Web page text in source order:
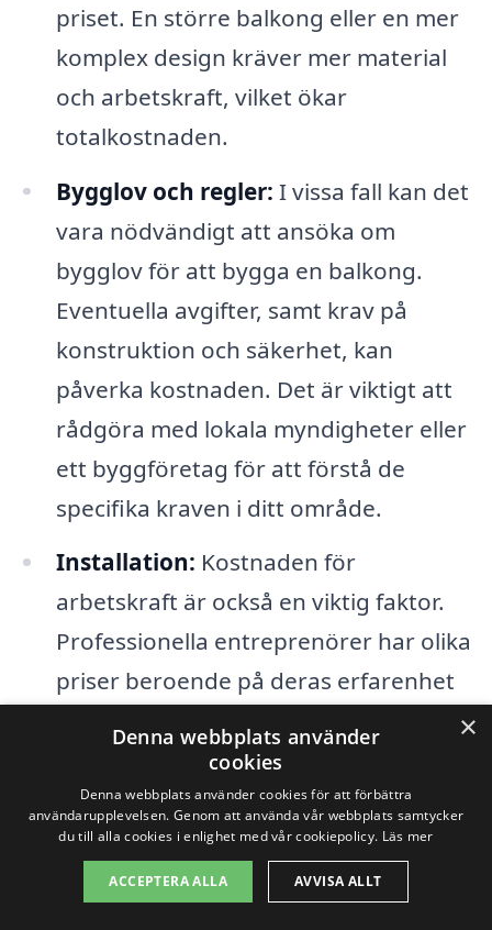
priset. En större balkong eller en mer
komplex design kräver mer material
och arbetskraft, vilket ökar
totalkostnaden.
Bygglov och regler: I vissa fall kan det
vara nödvändigt att ansöka om
bygglov för att bygga en balkong.
Eventuella avgifter, samt krav på
konstruktion och säkerhet, kan
påverka kostnaden. Det är viktigt att
rådgöra med lokala myndigheter eller
ett byggföretag för att förstå de
specifika kraven i ditt område.
Installation: Kostnaden för
arbetskraft är också en viktig faktor.
Professionella entreprenörer har olika
priser beroende på deras erfarenhet
från flera företag kan hjälpa dig att
hitta det bästa erbjudandet för din
balkong i Klöverträsk.
Genom att ha en klar bild av dessa
×
Denna webbplats använder
cookies
Denna webbplats använder cookies för att förbättra
användarupplevelsen. Genom att använda vår webbplats samtycker
du till alla cookies i enlighet med vår cookiepolicy. Läs mer
ACCEPTERA ALLA AVVISA ALLT